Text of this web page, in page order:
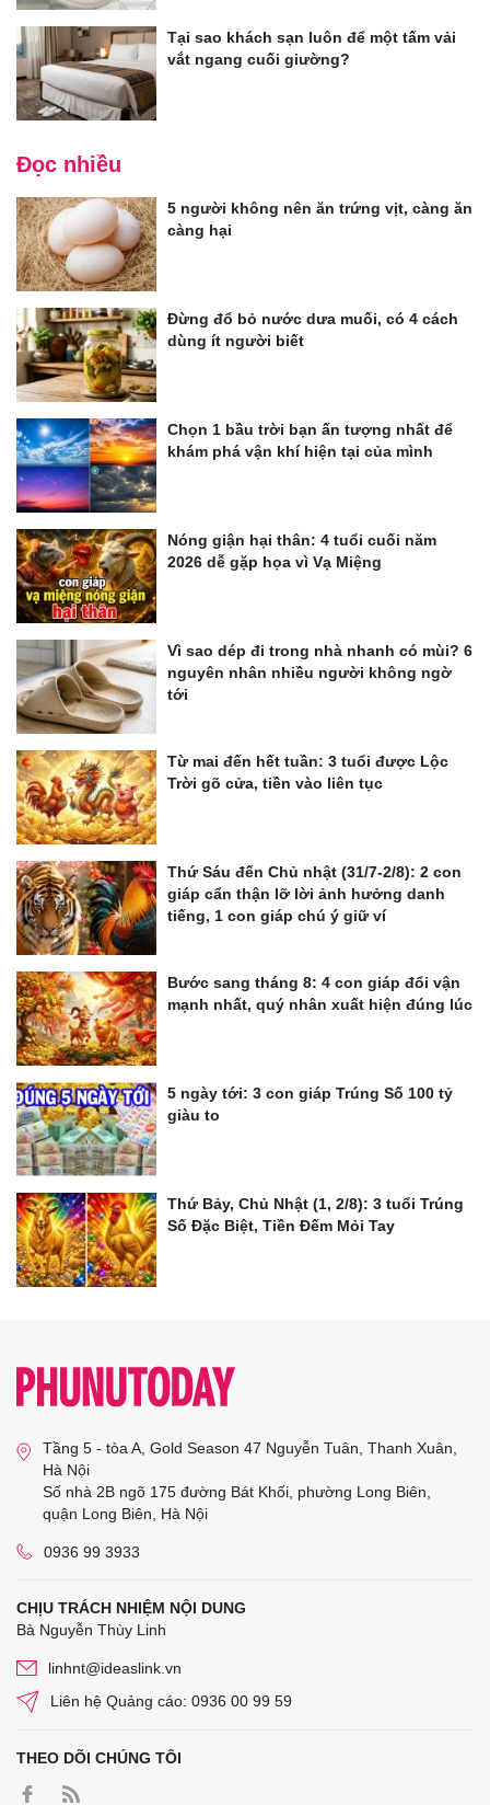
Tại sao khách sạn luôn để một tấm vải
vắt ngang cuối giường?
Đọc nhiều
5 người không nên ăn trứng vịt, càng ăn
càng hại
Đừng đổ bỏ nước dưa muối, có 4 cách
dùng ít người biết
Chọn 1 bầu trời bạn ấn tượng nhất để
khám phá vận khí hiện tại của mình
Nóng giận hại thân: 4 tuổi cuối năm
2026 dễ gặp họa vì Vạ Miệng
Vì sao dép đi trong nhà nhanh có mùi? 6
nguyên nhân nhiều người không ngờ
tới
Từ mai đến hết tuần: 3 tuổi được Lộc
Trời gõ cửa, tiền vào liên tục
Thứ Sáu đến Chủ nhật (31/7-2/8): 2 con
giáp cẩn thận lỡ lời ảnh hưởng danh
tiếng, 1 con giáp chú ý giữ ví
Bước sang tháng 8: 4 con giáp đổi vận
mạnh nhất, quý nhân xuất hiện đúng lúc
5 ngày tới: 3 con giáp Trúng Số 100 tỷ
giàu to
Thứ Bảy, Chủ Nhật (1, 2/8): 3 tuổi Trúng
Số Đặc Biệt, Tiền Đếm Mỏi Tay
Tầng 5 - tòa A, Gold Season 47 Nguyễn Tuân, Thanh Xuân,
Hà Nội
Số nhà 2B ngõ 175 đường Bát Khối, phường Long Biên,
quận Long Biên, Hà Nội
0936 99 3933
CHỊU TRÁCH NHIỆM NỘI DUNG
Bà Nguyễn Thùy Linh
linhnt@ideaslink.vn
Liên hệ Quảng cáo: 0936 00 99 59
THEO DÕI CHÚNG TÔI